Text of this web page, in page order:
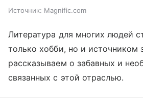
Источник: Magnific.com
Литература для многих людей
только хобби, но и источником
рассказываем о забавных и
связанных с этой отраслью.